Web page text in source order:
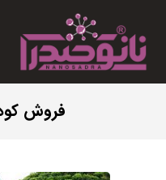
فروش